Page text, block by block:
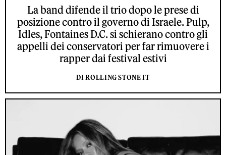
La band difende il trio dopo le prese di
posizione contro il governo di Israele. Pulp,
Idles, Fontaines D.C. si schierano contro gli
appelli dei conservatori per far rimuovere i
rapper dai festival estivi
DI ROLLING STONE IT